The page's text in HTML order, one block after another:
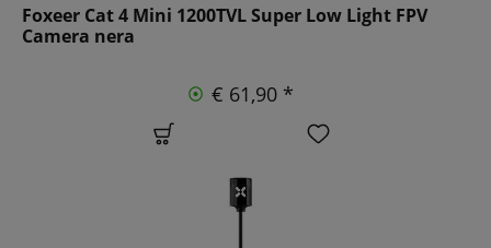
Foxeer Cat 4 Mini 1200TVL Super Low Light FPV
Camera nera
€ 61,90 *